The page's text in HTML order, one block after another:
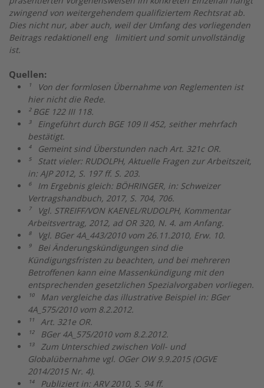
zwingend von weitergehendem qualifiziertem Rechtsrat ab.
Dies nicht nur, aber auch, weil der Umfang des vorliegenden
Beitrags redaktionell eng limitiert und somit unvollständig
ist.
Quellen:
¹Von der formlosen Übernahme von Reglementen ist
hier nicht die Rede.
²BGE 122 III 118.
³Eingeführt durch BGE 109 II 452, seither mehrfach
bestätigt.
⁴Gemeint sind Überstunden nach Art. 321c OR.
⁵Statt vieler: RUDOLPH, Aktuelle Fragen zur Arbeitszeit,
in: AJP 2012, S. 197 ff. S. 203.
⁶Im Ergebnis gleich: BÖHRINGER, in: Schweizer
Vertragshandbuch, 2017, S. 704, 706.
⁷Vgl. STREIFF/VON KAENEL/RUDOLPH, Kommentar
Arbeitsvertrag, 2012, ad OR 320, N. 4. am Anfang.
⁸Vgl. BGer 4A_443/2010 vom 26.11.2010, Erw. 10.
⁹Bei Änderungskündigungen sind die
Kündigungsfristen zu beachten, und bei mehreren
Betroffenen kann eine Massenkündigung mit den
entsprechenden gesetzlichen Spezialvorgaben vorliegen.
¹⁰Man vergleiche das illustrative Beispiel in: BGer
4A_575/2010 vom 8.2.2012.
¹¹Art. 321e OR.
¹²BGer 4A_575/2010 vom 8.2.2012.
¹³Zum Unterschied zwischen Voll- und
Globalübernahme vgl. OGer OW 9.9.2015 (OGVE
2014/2015 Nr. 4).
¹⁴Publiziert in: ARV 2010, S. 94 ff.